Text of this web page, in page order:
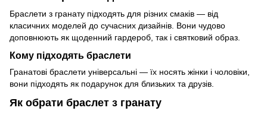
Браслети з гранату підходять для різних смаків — від
класичних моделей до сучасних дизайнів. Вони чудово
доповнюють як щоденний гардероб, так і святковий образ.
Кому підходять браслети
Гранатові браслети універсальні — їх носять жінки і чоловіки,
вони підходять як подарунок для близьких та друзів.
Як обрати браслет з гранату